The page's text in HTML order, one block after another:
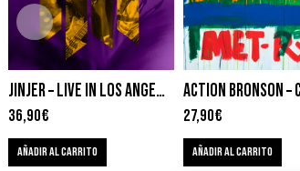
JINJER – LIVE IN LOS ANGELES
36,90€
AÑADIR AL CARRITO
27,90€
AÑADIR AL CARRITO